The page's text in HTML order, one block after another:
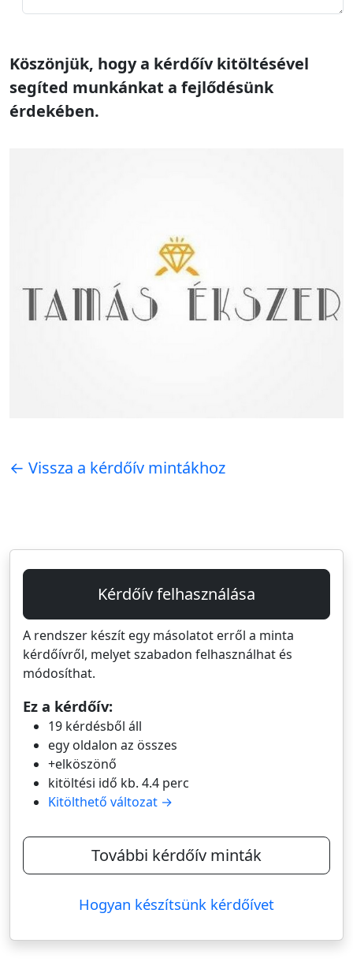
Köszönjük, hogy a kérdőív kitöltésével
segíted munkánkat a fejlődésünk
érdekében.
← Vissza a kérdőív mintákhoz
Kérdőív felhasználása
A rendszer készít egy másolatot erről a minta
kérdőívről, melyet szabadon felhasználhat és
módosíthat.
Ez a kérdőív:
19 kérdésből áll
egy oldalon az összes
+elköszönő
kitöltési idő kb. 4.4 perc
Kitölthető változat →
További kérdőív minták
Hogyan készítsünk kérdőívet